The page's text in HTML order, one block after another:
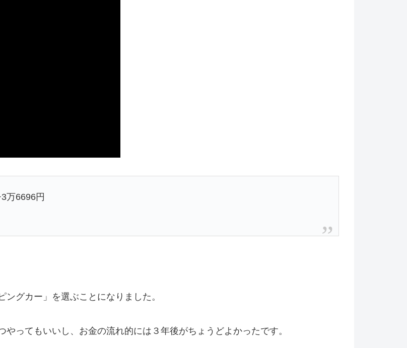
万6696円
ングカー」を選ぶことになりました。
ってもいいし、お金の流れ的には３年後がちょうどよかったです。